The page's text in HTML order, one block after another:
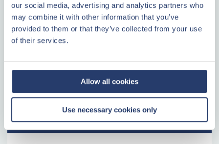
our social media, advertising and analytics partners who
may combine it with other information that you’ve
provided to them or that they’ve collected from your use
of their services.
Allow all cookies
Use necessary cookies only
Een tastbare investering
Weten waar uw geld naartoe gaat
Center Parcs